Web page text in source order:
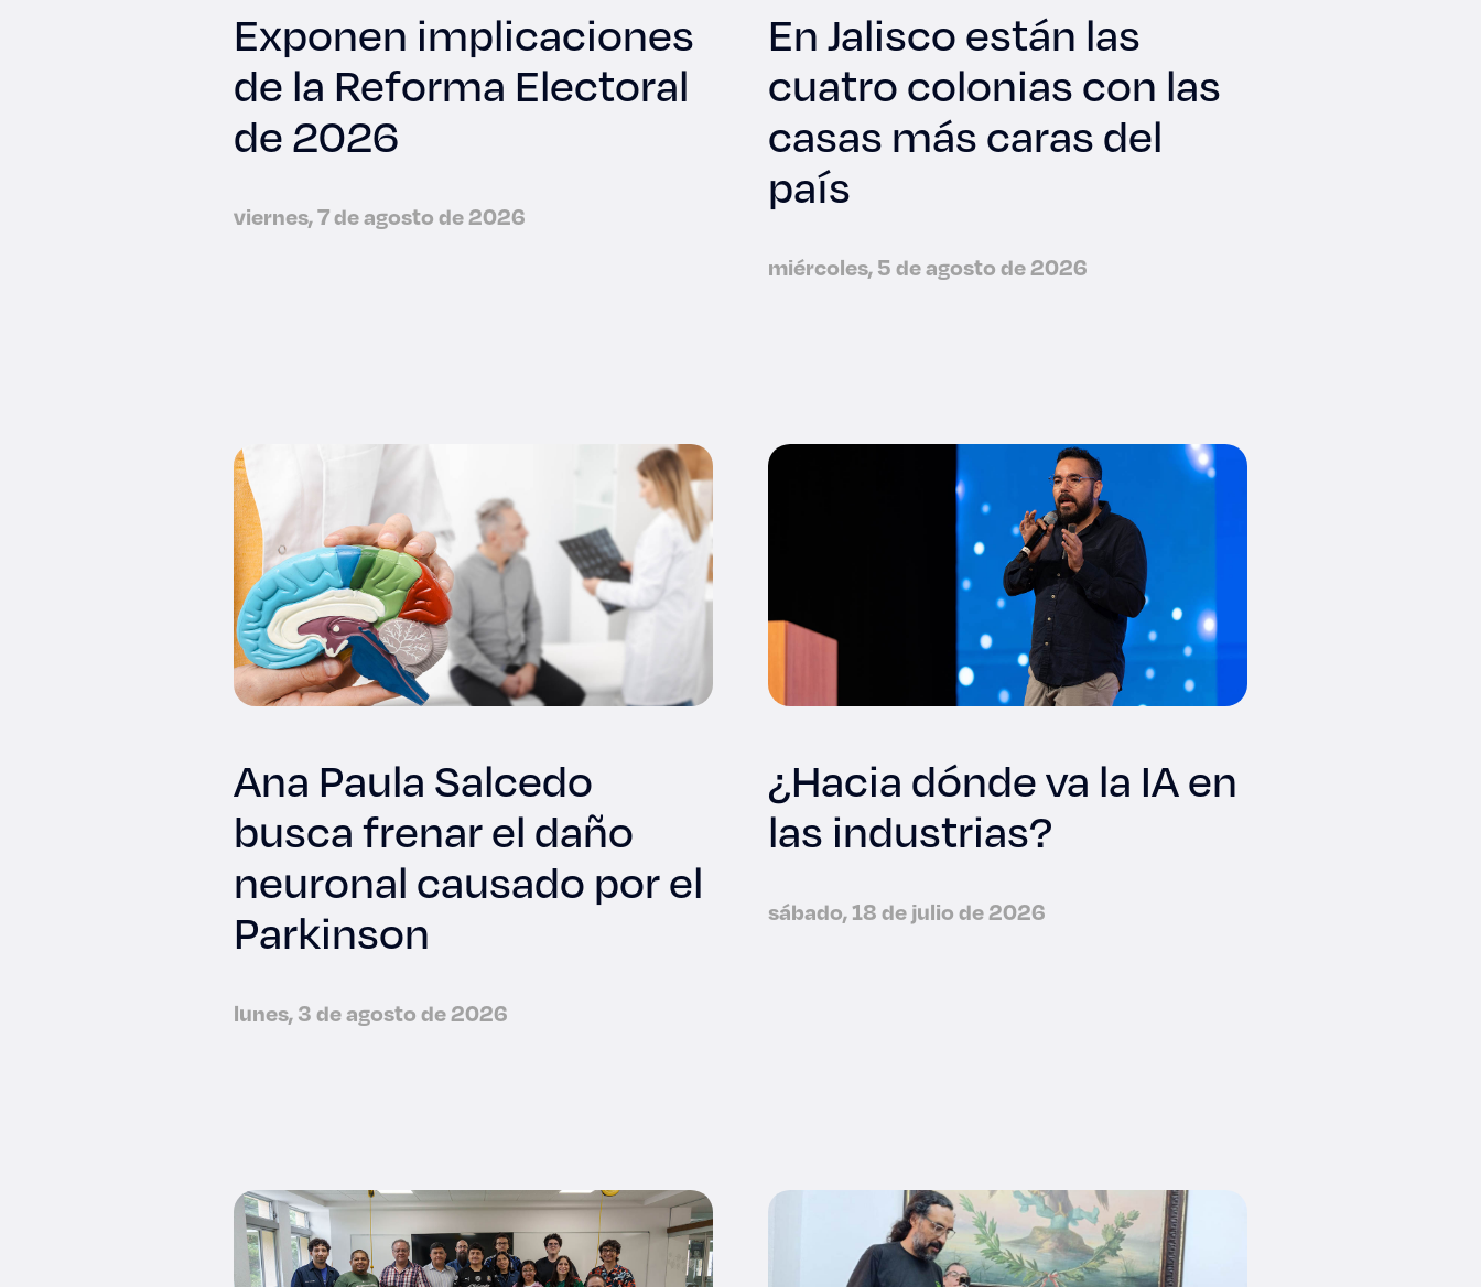
Exponen implicaciones
de la Reforma Electoral
de 2026
viernes, 7 de agosto de 2026
En Jalisco están las
cuatro colonias con las
casas más caras del
país
miércoles, 5 de agosto de 2026
Ana Paula Salcedo
busca frenar el daño
neuronal causado por el
Parkinson
lunes, 3 de agosto de 2026
¿Hacia dónde va la IA en
las industrias?
sábado, 18 de julio de 2026